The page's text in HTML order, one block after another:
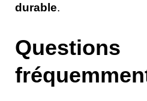
durable.
Questions